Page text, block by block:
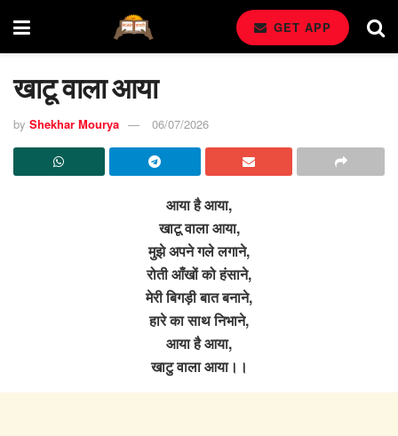
GET APP
खाटू वाला आया
by Shekhar Mourya 06/07/2026
आया है आया,
खाटू वाला आया,
मुझे अपने गले लगाने,
रोती आँखों को हंसाने,
मेरी बिगड़ी बात बनाने,
हारे का साथ निभाने,
आया है आया,
खाटु वाला आया।।